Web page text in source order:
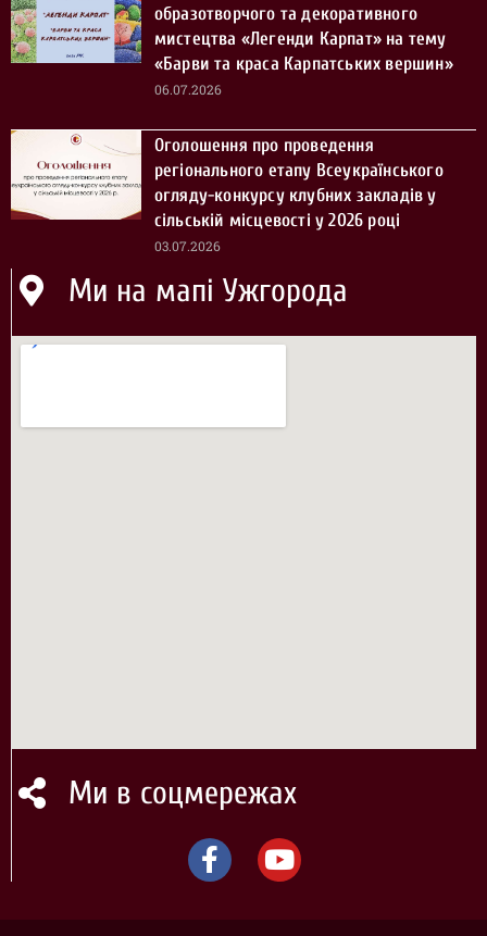
образотворчого та декоративного
мистецтва «Легенди Карпат» на тему
«Барви та краса Карпатських вершин»
06.07.2026
Оголошення про проведення
регіонального етапу Всеукраїнського
огляду-конкурсу клубних закладів у
сільській місцевості у 2026 році
03.07.2026
Ми на мапі Ужгорода
Ми в соцмережах